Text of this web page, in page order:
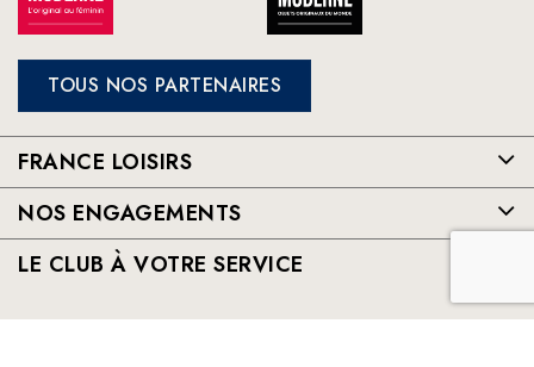
TOUS NOS PARTENAIRES
FRANCE LOISIRS
NOS ENGAGEMENTS
LE CLUB À VOTRE SERVICE